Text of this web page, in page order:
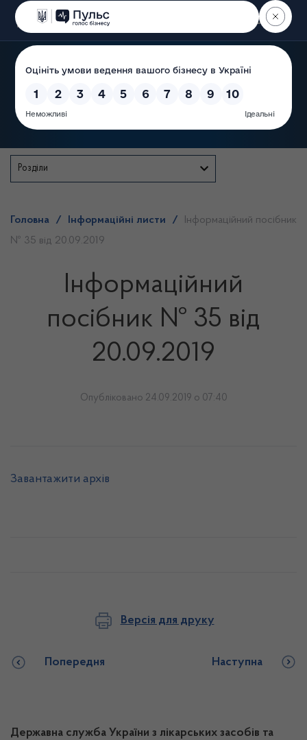
Пошук
Розділи
Головна / Інформаційні листи /
Інформаційний посібник
№ 35 від 20.09.2019
Інформаційний
посібник № 35 від
20.09.2019
Опубліковано 24.09.2019 о 07:40
Завантажити архів
Версія для друку
Попередня Наступна
Державна служба України з лікарських засобів та